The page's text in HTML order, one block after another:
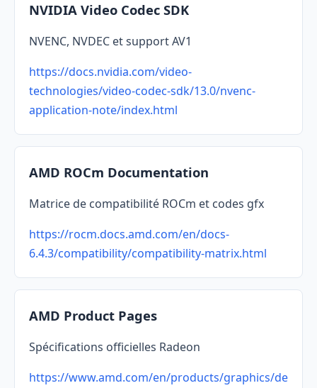
NVIDIA Video Codec SDK
NVENC, NVDEC et support AV1
https://docs.nvidia.com/video-
technologies/video-codec-sdk/13.0/nvenc-
application-note/index.html
AMD ROCm Documentation
Matrice de compatibilité ROCm et codes gfx
https://rocm.docs.amd.com/en/docs-
6.4.3/compatibility/compatibility-matrix.html
AMD Product Pages
Spécifications officielles Radeon
https://www.amd.com/en/products/graphics/de